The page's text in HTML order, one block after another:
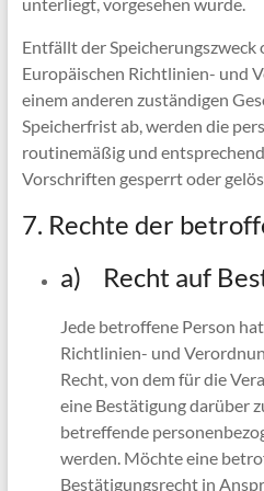
Entfällt der Speicherungszweck
Europäischen Richtlinien- und
einem anderen zuständigen
Speicherfrist ab, werden die
routinemäßig und
Vorschriften gesperrt oder
7. Rechte der
a) Recht auf
Jede betroffene Person
Richtlinien- und
Recht, von dem für die
eine Bestätigung darüber
betreffende
werden. Möchte eine
Bestätigungsrecht in